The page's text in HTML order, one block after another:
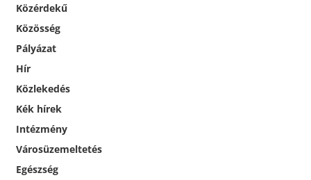
Közérdekű
Közösség
Pályázat
Hír
Közlekedés
Kék hírek
Intézmény
Városüzemeltetés
Egészség